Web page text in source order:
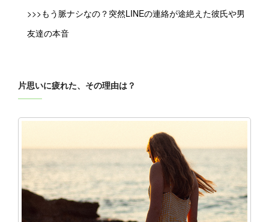
>>>もう脈ナシなの？突然LINEの連絡が途絶えた彼氏や男
友達の本音
片思いに疲れた、その理由は？